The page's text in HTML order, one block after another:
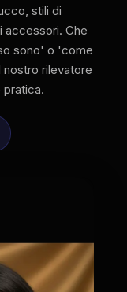
stili di
accessori. Che
sono' o 'come
rilevatore
pratica.